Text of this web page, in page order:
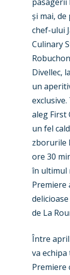
și mai,
chef-ului
Culinary
Divellec,
un
aleg First
un fel
zborurile
ore 30
în ultimul
Premiere
de La
Între
va
Premiere